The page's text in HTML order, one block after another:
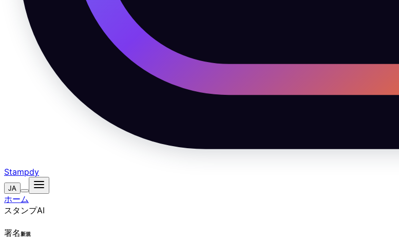
Stampdy
JA
ホーム
スタンプAI
署名新規